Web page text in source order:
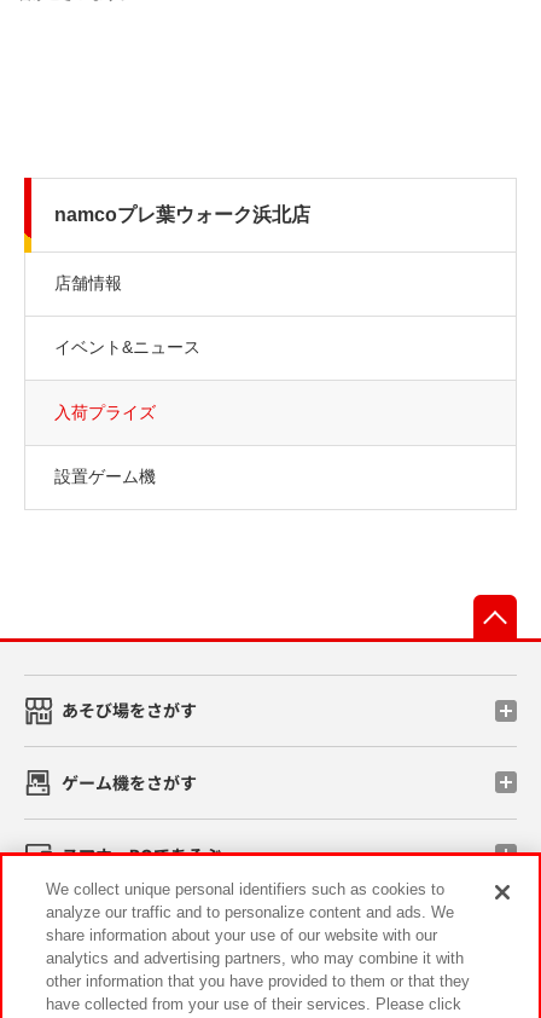
namcoプレ葉ウォーク浜北店
店舗情報
イベント&ニュース
入荷プライズ
設置ゲーム機
あそび場をさがす
ゲーム機をさがす
スマホ・PCであそぶ
イベント・キャンペーン
We collect unique personal identifiers such as cookies to
analyze our traffic and to personalize content and ads. We
share information about your use of our website with our
analytics and advertising partners, who may combine it with
other information that you have provided to them or that they
have collected from your use of their services. Please click